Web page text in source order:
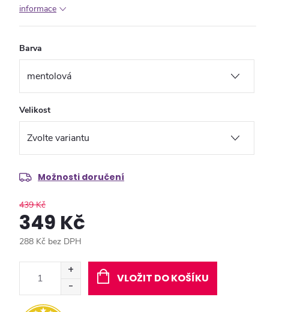
informace
Barva
Velikost
Možnosti doručení
439 Kč
349 Kč
288 Kč bez DPH
VLOŽIT DO KOŠÍKU